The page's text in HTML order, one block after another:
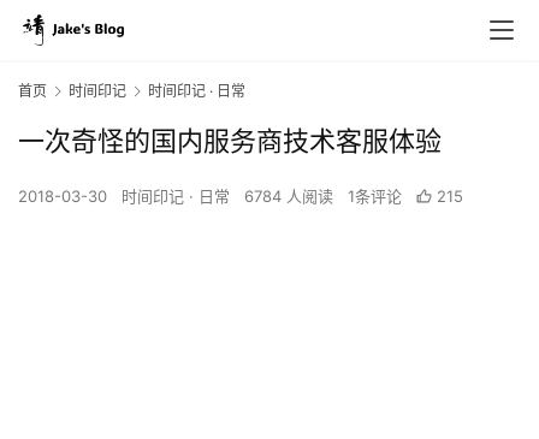
首页 时间印记 时间印记 · 日常
一次奇怪的国内服务商技术客服体验
2018-03-30 时间印记 · 日常 6784 人阅读 1条评论 215